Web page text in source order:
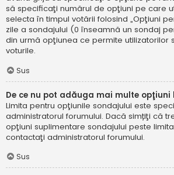
să specificaţi numărul de opţiuni pe care
selecta în timpul votării folosind „Opţiuni
zile a sondajului (0 înseamnă un sondaj
din urmă opţiunea ce permite utilizatorilor
voturile.
Sus
De ce nu pot adăuga mai multe opţiuni
Limita pentru opţiunile sondajului este
administratorul forumului. Dacă simțiţi că
opţiuni suplimentare sondajului peste
contactaţi administratorul forumului.
Sus